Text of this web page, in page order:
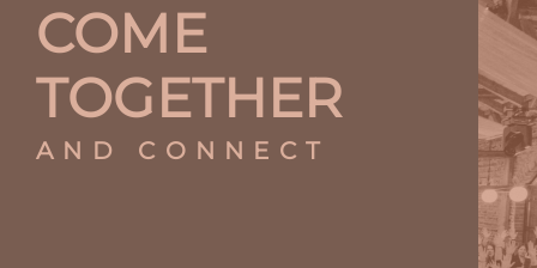
COME
TOGETHER
AND CONNECT